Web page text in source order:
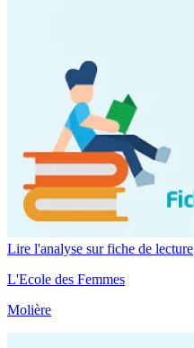
Lire l'analyse sur fiche de lecture
L'Ecole des Femmes
Molière